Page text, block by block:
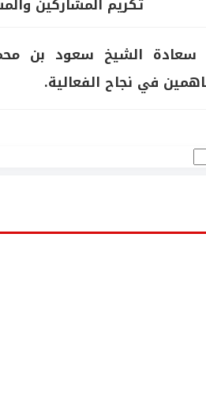
سعادة الشيخ سعود بن
في نجاح الفعالية.